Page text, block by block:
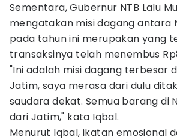
Sementara, Gubernur NTB Lalu
mengatakan misi dagang antara
pada tahun ini merupakan yang
transaksinya telah menembus
"Ini adalah misi dagang terbesar
Jatim, saya merasa dari dulu
saudara dekat. Semua barang di
dari Jatim," kata Iqbal.
Menurut Iqbal, ikatan emosional